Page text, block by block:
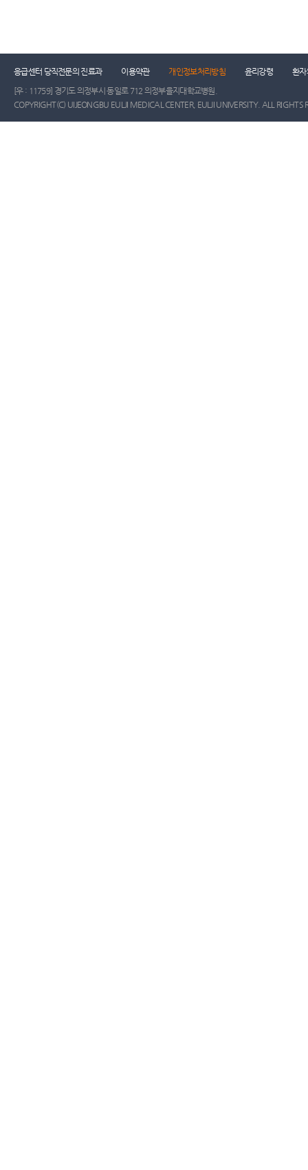
응급센터 당직전문의 진료과 이용약관 개인정보처리방침 윤리강령
환자
[우 : 11759] 경기도 의정부시 동일로 712 의정부을지대학교병원.
COPYRIGHT(C) UIJEONGBU EULJI MEDICAL CENTER, EULJI UNIVERSITY. ALL RIGHTS